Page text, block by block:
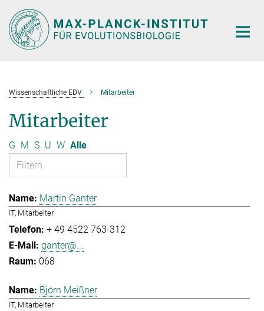
Hauptinhalt
Wissenschaftliche EDV Mitarbeiter
Mitarbeiter
G M S U W Alle
Martin Ganter
IT, Mitarbeiter
+ 49 4522 763-312
ganter@...
068
Björn Meißner
IT, Mitarbeiter